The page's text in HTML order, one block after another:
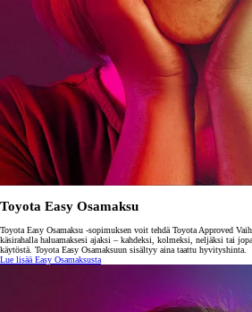
Toyota Easy Osamaksu
Toyota Easy Osamaksu -sopimuksen voit tehdä Toyota Approved
käsirahalla haluamaksesi ajaksi – kahdeksi, kolmeksi, neljäksi tai
käytöstä. Toyota Easy Osamaksuun sisältyy aina taattu hyvityshinta.
Lue lisää Easy Osamaksusta